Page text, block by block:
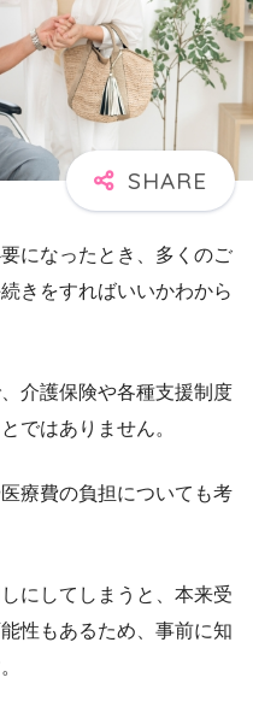
になったとき、多くのご
きをすればいいかわから
介護保険や各種支援制度
ではありません。
療費の負担についても考
にしてしまうと、本来受
性もあるため、事前に知